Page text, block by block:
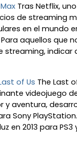
Tras Netflix,
de streaming
en el mundo
Para aquellos que
streaming, indicar
of Us The Last
videojuego
y aventura,
Sony
en 2013 para PS3